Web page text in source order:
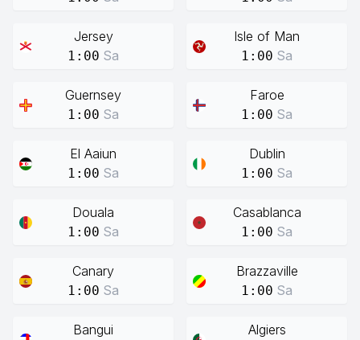
Jersey
1:00 Sa
Isle of Man
1:00 Sa
Guernsey
1:00 Sa
Faroe
1:00 Sa
El Aaiun
1:00 Sa
Dublin
1:00 Sa
Douala
1:00 Sa
Casablanca
1:00 Sa
Canary
1:00 Sa
Brazzaville
1:00 Sa
Bangui Algiers